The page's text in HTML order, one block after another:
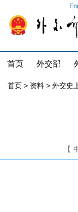
首页 外交部
首页 > 资料 > 外交史
【